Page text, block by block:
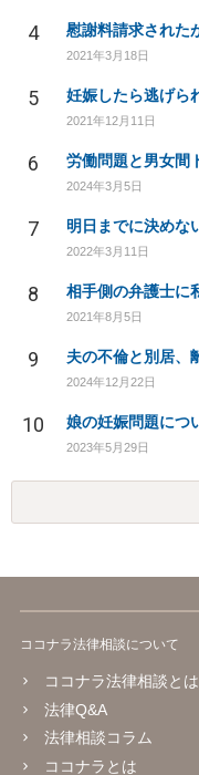
4 慰謝料請求された
2021年3月18日
5 妊娠したら逃げら
2021年12月11日
6 労働問題と男女間
2024年3月5日
7 明日までに決めな
2022年3月11日
8
2021年8月5日
9 夫の不倫と別居、
2024年12月22日
10
2023年5月29日
ココナラ法律相談について
ココナラ法律相談とは
法律Q&A
法律相談コラム
ココナラとは